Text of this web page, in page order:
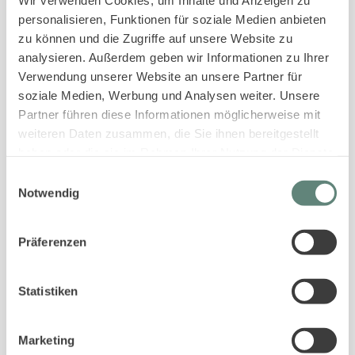
personalisieren, Funktionen für soziale Medien anbieten
zu können und die Zugriffe auf unsere Website zu
analysieren. Außerdem geben wir Informationen zu Ihrer
Verwendung unserer Website an unsere Partner für
soziale Medien, Werbung und Analysen weiter. Unsere
Partner führen diese Informationen möglicherweise mit
weiteren Daten zusammen, die Sie ihnen bereitgestellt
Notwendig
Präferenzen
Statistiken
Marketing
Bestpreis-Garantie für Ihren Urlaub
Gleiche Ortschaften
4.4